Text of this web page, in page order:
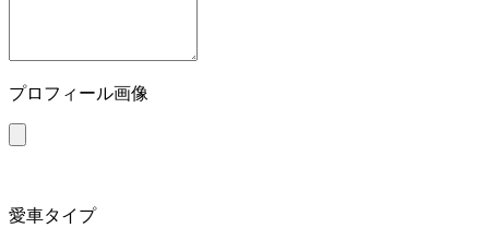
プロフィール画像
愛車タイプ